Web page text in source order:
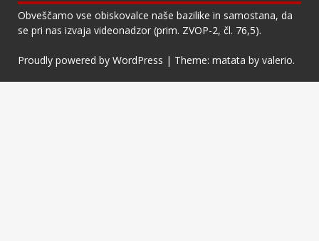
Obveščamo vse obiskovalce naše bazilike in samostana, da
se pri nas izvaja videonadzor (prim. ZVOP-2, čl. 76,5).
Proudly powered by WordPress | Theme: matata by valerio.